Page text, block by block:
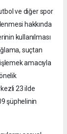
ve diğer spor
hakkında
kullanılması
suçtan
amacıyla
23 ilde
şüphelinin